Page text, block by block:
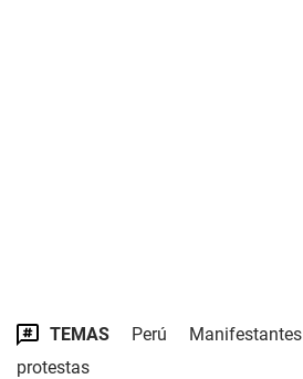
TEMAS Perú Manifestantes
protestas